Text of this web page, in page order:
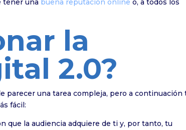
tener una buena reputación online o, a todos los
la
2.0?
una tarea compleja, pero a continuación
fácil:
la audiencia adquiere de ti y, por tanto, tu